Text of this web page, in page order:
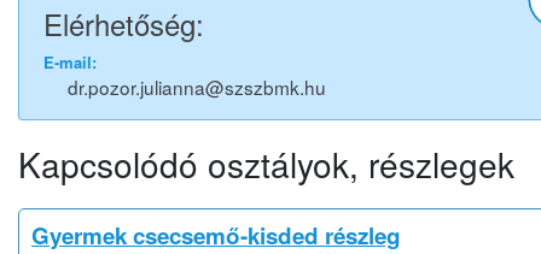
Elérhetőség:
E-mail:
dr.pozor.julianna@szszbmk.hu
Kapcsolódó osztályok, részlegek
Gyermek csecsemő-kisded részleg